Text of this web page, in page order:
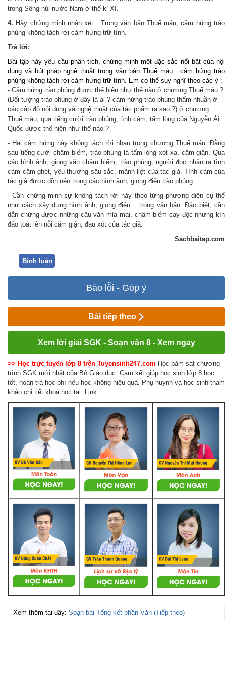
trong Sông núi nước Nam ở thế kỉ XI
4. Hãy chứng minh nhận xét : Trong văn bản Thuế máu, cảm hứng trào
phúng không tách rời cảm hứng trữ tình.
Trả lời:
Bài tập này yêu cầu phân tích, chứng minh một đặc sắc nổi bật của nội
dung và bút pháp nghệ thuật trong văn bản Thuế máu : cảm hứng trào
phúng không tách rời cảm hứng trữ tình. Em có thể suy nghĩ theo các ý :
- Cảm hứng trào phúng được thể hiện như thế nào ở chương Thuế máu ?
(Đối tượng trào phúng ở đây là ai ? cảm hứng trào phúng thấm nhuần ở
các câp độ nội dung và nghệ thuật của tác phẩm ra sao ?) ở chương
Thuế máu, qua tiếng cười trào phúng, tình cảm, tấm lòng của Nguyễn Ái
Quốc được thể hiện như thế nào ?
- Hai cảm hứng này không tách rời nhau trong chương Thuế máu: Đằng
sau tiếng cười châm biếm, trào phúng là tấm lòng xót xa, căm giận. Qua
các hình ảnh, giọng văn châm biếm, trào phúng, người đọc nhận ra tình
cảm căm ghét, yêu thương sâu sắc, mãnh liệt của tác giả. Tình cảm của
tác giả được dồn nén trong các hình ảnh, giọng điệu trào phúng
- Cần chứng minh sự không tách rời này theo từng phương diện cụ thể
như cách xây dựng hình ảnh, giọng điệu
. trong văn bản. Đặc biệt, cần
dẫn chứng được những câu văn mỉa mai, châm biếm cay độc nhưng kín
đáo toát lên nỗi căm giận, đau xót của tác giả.
Sachbaitap.com
Bình luận
Báo lỗi - Góp ý
Bài tiếp theo
Xem lời giải SGK - Soạn văn 8 - Xem ngay
>> Học trực tuyến lớp 8 trên Tuyensinh247.com Học bám sát chương
trình SGK mới nhất của Bộ Giáo dục. Cam kết giúp học sinh lớp 8 học
tốt, hoàn trả học phí nếu học không hiệu quả. Phụ huynh và học sinh tham
khảo chi tiết khoá học tại: Link
Xem thêm tại đây: Soạn bài Tổng kết phần Văn (Tiếp theo)